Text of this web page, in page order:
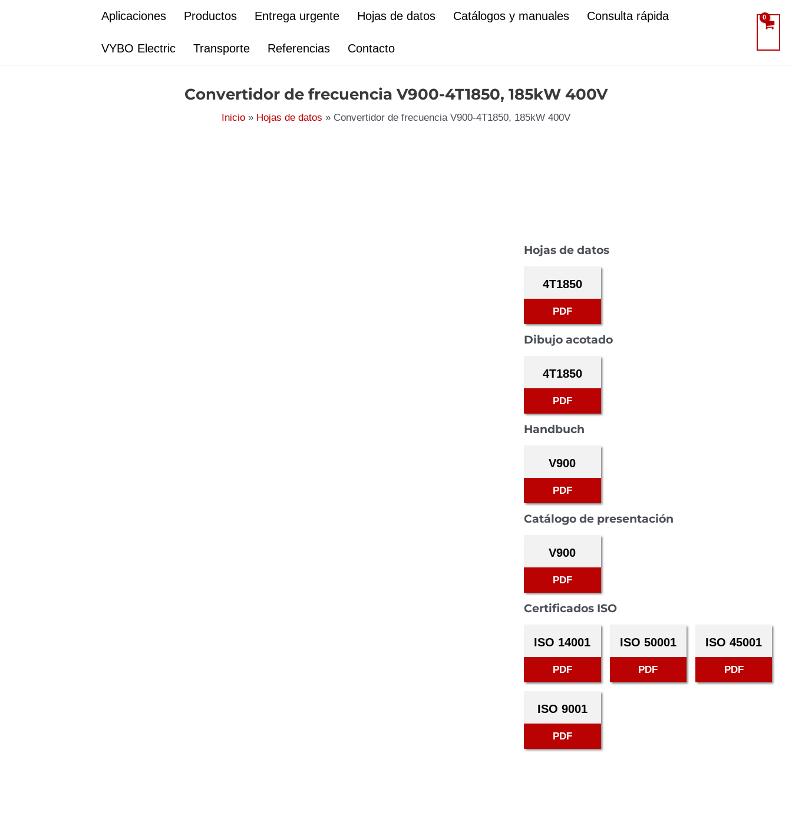
Aplicaciones Productos Entrega urgente Hojas de datos Catálogos y manuales Consulta rápida
VYBO Electric Transporte Referencias Contacto
Convertidor de frecuencia V900-4T1850, 185kW 400V
Inicio Hojas de datos Convertidor de frecuencia V900-4T1850, 185kW 400V
Hojas de datos
4T1850
PDF
Dibujo acotado
4T1850
PDF
Handbuch
V900
PDF
Catálogo de presentación
V900
PDF
Certificados ISO
ISO 14001
PDF
ISO 50001
PDF
ISO 45001
PDF
ISO 9001
PDF